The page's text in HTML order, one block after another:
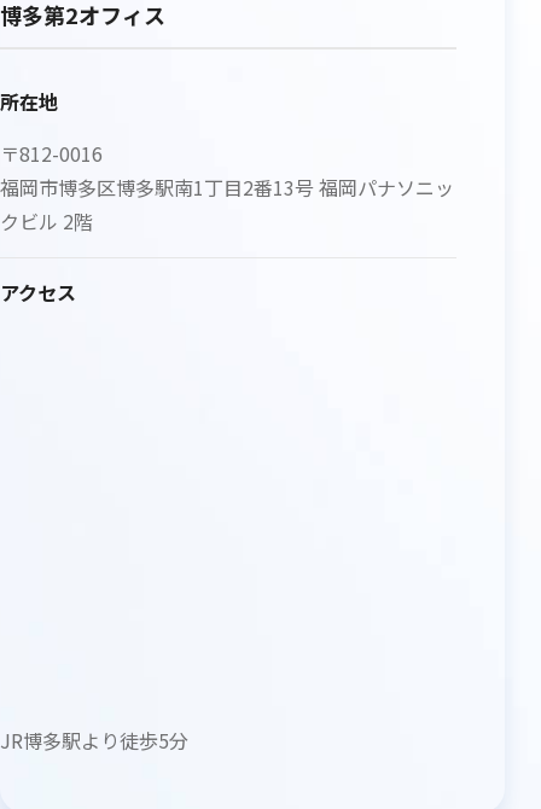
博多第2オフィス
所在地
〒812-0016
福岡市博多区博多駅南1丁目2番13号 福岡パナソニッ
クビル 2階
アクセス
JR博多駅より徒歩5分